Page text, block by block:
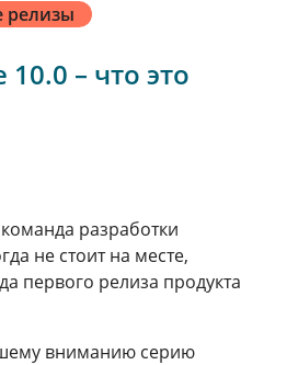
релизы
– что это
разработки
не стоит на месте,
первого релиза продукта
вниманию серию